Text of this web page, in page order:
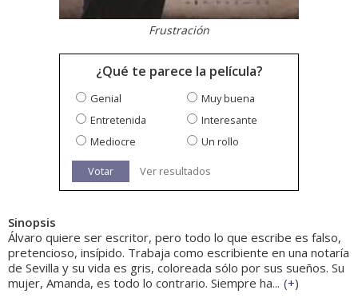
Frustración
¿Qué te parece la película?
Genial
Muy buena
Entretenida
Interesante
Mediocre
Un rollo
Votar Ver resultados
Sinopsis
Álvaro quiere ser escritor, pero todo lo que escribe es falso,
pretencioso, insípido. Trabaja como escribiente en una notaría
de Sevilla y su vida es gris, coloreada sólo por sus sueños. Su
mujer, Amanda, es todo lo contrario. Siempre ha... (+)